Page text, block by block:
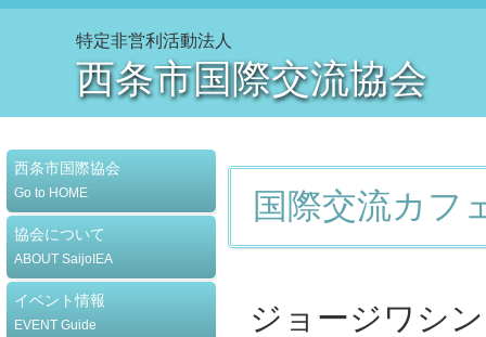
特定非営利活動法人
西条市国際交流協会
西条市国際協会
Go to HOME
協会について
ABOUT SaijoIEA
イベント情報
EVENT Guide
国際交流カフ
ジョージワシ